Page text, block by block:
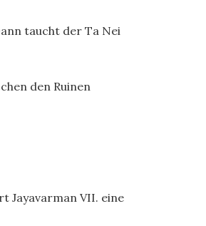
taucht der Ta Nei
den Ruinen
Jayavarman VII. eine